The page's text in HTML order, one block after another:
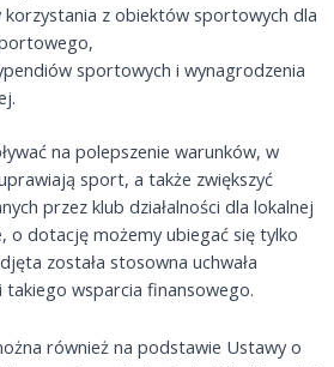
z obiektów sportowych dla
sportowych i wynagrodzenia
na polepszenie warunków, w
sport, a także zwiększyć
przez klub działalności dla lokalnej
o dotację możemy ubiegać się tylko
została stosowna uchwała
wsparcia finansowego.
również na podstawie Ustawy o